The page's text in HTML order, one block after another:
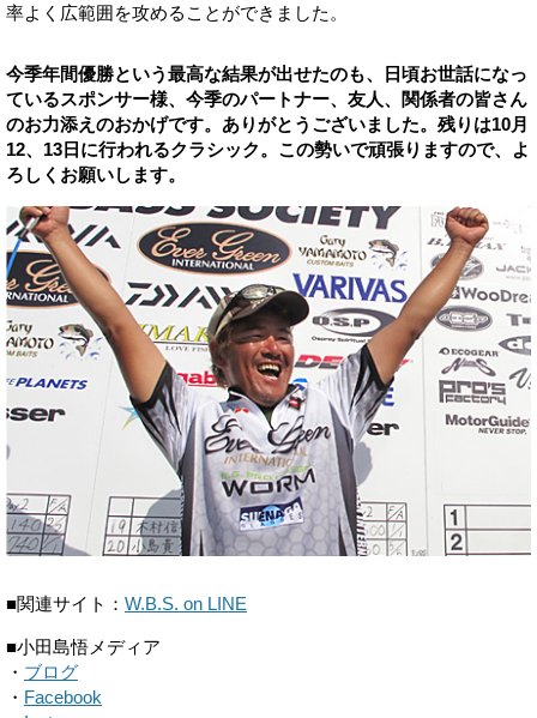
率よく広範囲を攻めることができました。
今季年間優勝という最高な結果が出せたのも、日頃お世話になっ
ているスポンサー様、今季のパートナー、友人、関係者の皆さん
のお力添えのおかげです。ありがとうございました。残りは10月
12、13日に行われるクラシック。この勢いで頑張りますので、よ
ろしくお願いします。
■関連サイト： W.B.S. on LINE
■小田島悟メディア
・ ブログ
・ Facebook